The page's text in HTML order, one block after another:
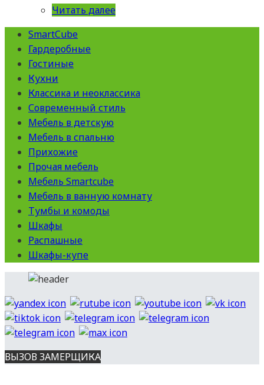
Читать далее
SmartCube
Гардеробные
Гостиные
Кухни
Классика и неоклассика
Современный стиль
Мебель в детскую
Мебель в спальню
Прихожие
Прочая мебель
Мебель Smartcube
Мебель в ванную комнату
Тумбы и комоды
Шкафы
Распашные
Шкафы-купе
ВЫЗОВ ЗАМЕРЩИКА